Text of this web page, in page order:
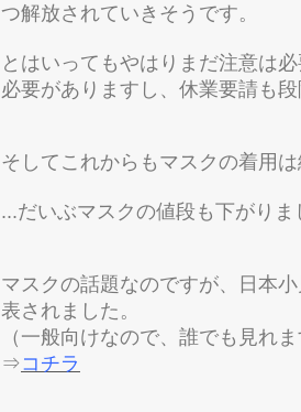
つ解放されていきそうです。
とはいってもやはりまだ注意は
必要がありますし、休業要請も
そしてこれからもマスクの着用
...だいぶマスクの値段も下がりま
マスクの話題なのですが、日本
表されました。
（一般向けなので、誰でも見れま
⇒コチラ